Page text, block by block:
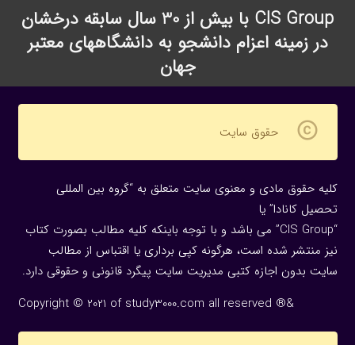
CIS Group با بیش از 30 سال سابقه درخشان
در زمینه اعزام دانشجو به دانشگاههای معتبر
جهان
copyright حقوق سایت
کلیه حقوق مادی و معنوی سایت متعلق به “گروه بین المللی
تحصیل کانادا” یا
“CIS Group” می باشد و با توجه باینکه کلیه مطالب بصورت کتاب
نیز منتشر شده است، هرگونه كپی برداری یا اقتباس از مطالب
سایت بدون اجازه كتبی مدیریت سایت پیگرد قانونی و حقوقی دارد.
Copyright © 2021 of study3000.com all reserved ®&